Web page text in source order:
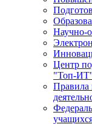
Научно-
Центр
"Топ-
Правила